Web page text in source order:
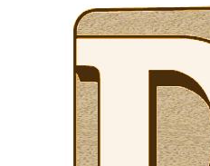
วัตถุมงคลสําหรับค้าขายในร้านค้า
ฮวงจุ้ย ร้านขายของบนรถ